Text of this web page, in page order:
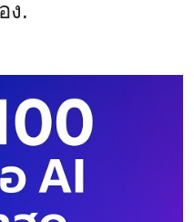
ง.